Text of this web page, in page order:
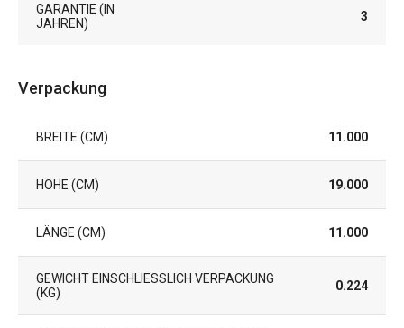
GARANTIE (IN
JAHREN)
3
Verpackung
BREITE (CM) 11.000
HÖHE (CM) 19.000
LÄNGE (CM) 11.000
GEWICHT EINSCHLIESSLICH VERPACKUNG (
KG)
0.224